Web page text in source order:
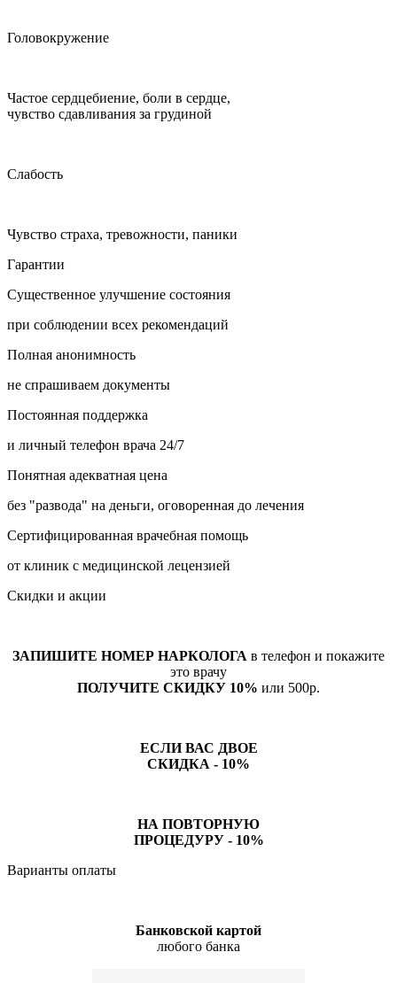
Головокружение
Частое сердцебиение, боли в сердце,
чувство сдавливания за грудиной
Слабость
Чувство страха, тревожности, паники
Гарантии
Существенное улучшение состояния
при соблюдении всех рекомендаций
Полная анонимность
не спрашиваем документы
Постоянная поддержка
и личный телефон врача 24/7
Понятная адекватная цена
без "развода" на деньги, оговоренная до лечения
Сертифицированная врачебная помощь
от клиник с медицинской лецензией
Скидки и акции
ЗАПИШИТЕ НОМЕР НАРКОЛОГА в телефон и покажите
это врачу
ПОЛУЧИТЕ СКИДКУ 10% или 500р.
ЕСЛИ ВАС ДВОЕ
СКИДКА - 10%
НА ПОВТОРНУЮ
ПРОЦЕДУРУ - 10%
Варианты оплаты
Банковской картой
любого банка